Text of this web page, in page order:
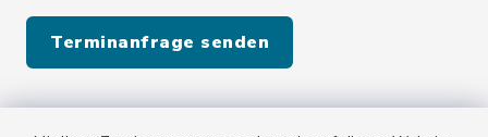
Terminanfrage senden